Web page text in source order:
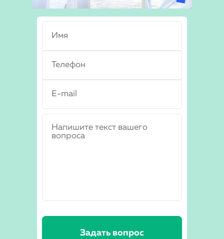
Задать вопрос